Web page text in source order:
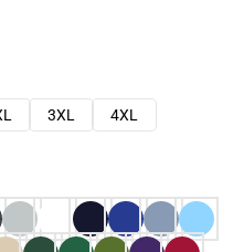
3XL
4XL